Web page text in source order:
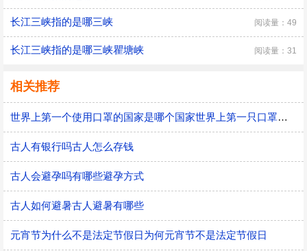
长江三峡指的是哪三峡 阅读量：49
长江三峡指的是哪三峡瞿塘峡 阅读量：31
相关推荐
世界上第一个使用口罩的国家是哪个国家世界上第一只口罩是谁发明的
古人有银行吗古人怎么存钱
古人会避孕吗有哪些避孕方式
古人如何避暑古人避暑有哪些
元宵节为什么不是法定节假日为何元宵节不是法定节假日